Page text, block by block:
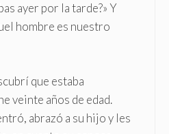
ayer por la tarde?» Y
hombre es nuestro
que estaba
veinte años de edad.
abrazó a su hijo y les